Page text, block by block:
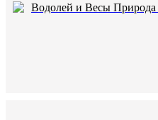
Водолей и Весы